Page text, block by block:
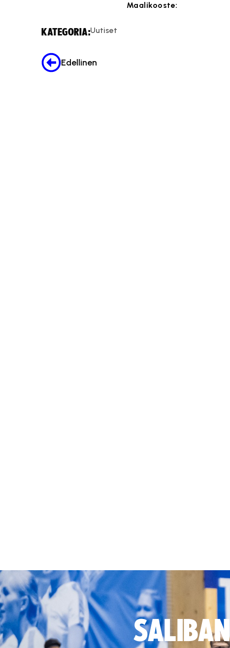
Maalikooste:
KATEGORIA:Uutiset
Edellinen